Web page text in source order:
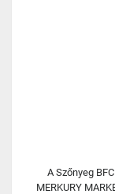
A Szőnyeg
MERKURY